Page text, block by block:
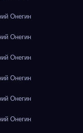
Онегин
Онегин
Онегин
Онегин
Онегин
Онегин